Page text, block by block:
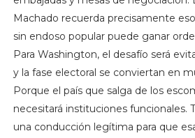
Machado recuerda precisamente
sin endoso popular puede ganar
Para Washington, el desafío será
y la fase electoral se conviertan en
Porque el país que salga de los
necesitará instituciones funcionales.
una conducción legítima para que